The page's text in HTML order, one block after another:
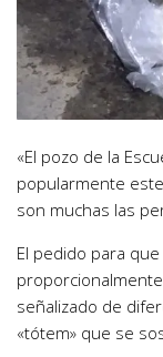
«El pozo de la
popularmente
son muchas las
El pedido para
señalizado de
«tótem» que se